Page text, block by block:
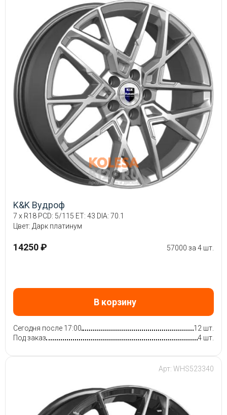
K&K Вудроф
7 x R18 PCD: 5/115 ET: 43 DIA: 70.1
Цвет: Дарк платинум
14250 ₽ 57000 за 4 шт.
В корзину
Сегодня после 17:00
12 шт.
Под заказ
4 шт.
Арт: WHS523340